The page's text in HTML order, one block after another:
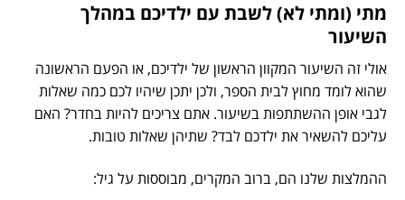
מתי (ומתי לא) לשבת עם ילדיכם במהלך
השיעור
אולי זה השיעור המקוון הראשון של ילדיכם, או הפעם הראשונה
שהוא לומד מחוץ לבית הספר, ולכן יתכן שיהיו לכם כמה שאלות
לגבי אופן ההשתתפות בשיעור. אתם צריכים להיות בחדר? האם
עליכם להשאיר את ילדכם לבד? שתיהן שאלות טובות.
ההמלצות שלנו הם, ברוב המקרים, מבוססות על גיל: